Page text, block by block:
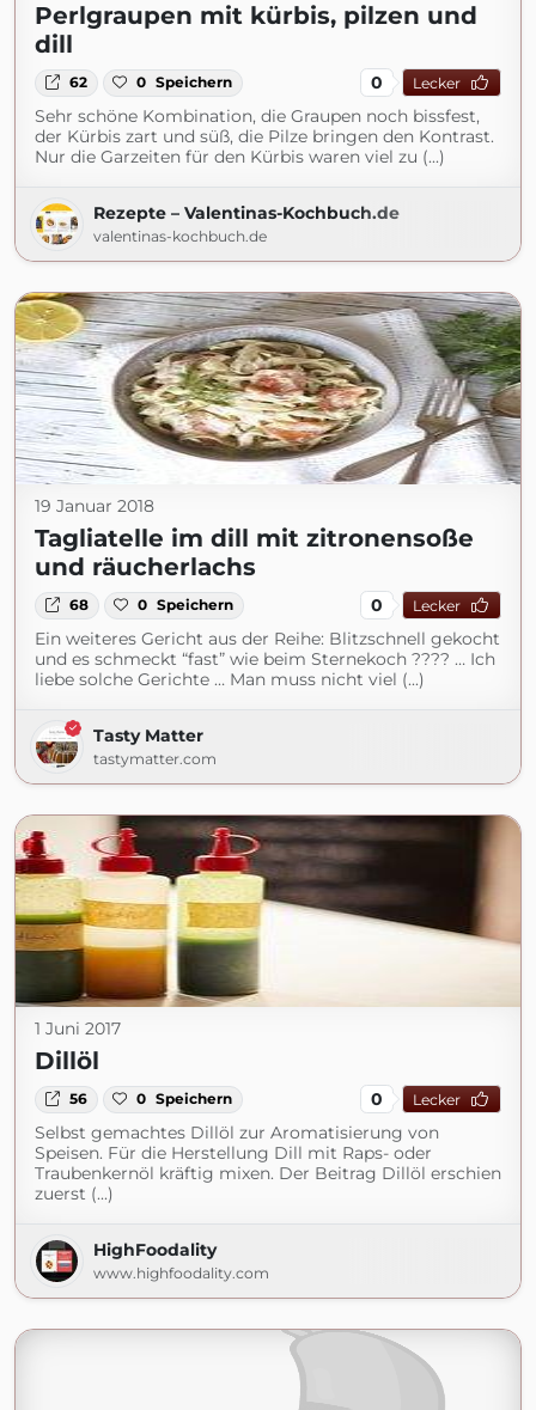
Perlgraupen mit kürbis, pilzen und
dill
62 0 Speichern 0 Lecker
Sehr schöne Kombination, die Graupen noch bissfest,
der Kürbis zart und süß, die Pilze bringen den Kontrast.
Nur die Garzeiten für den Kürbis waren viel zu (...)
Rezepte – Valentinas-Kochbuch.de
valentinas-kochbuch.de
19 Januar 2018
Tagliatelle im dill mit zitronensoße
und räucherlachs
68 0 Speichern 0 Lecker
Ein weiteres Gericht aus der Reihe: Blitzschnell gekocht
und es schmeckt “fast” wie beim Sternekoch ???? … Ich
liebe solche Gerichte … Man muss nicht viel (...)
Tasty Matter
tastymatter.com
1 Juni 2017
Dillöl
56 0 Speichern 0 Lecker
Selbst gemachtes Dillöl zur Aromatisierung von
Speisen. Für die Herstellung Dill mit Raps- oder
Traubenkernöl kräftig mixen. Der Beitrag Dillöl erschien
zuerst (...)
HighFoodality
www.highfoodality.com